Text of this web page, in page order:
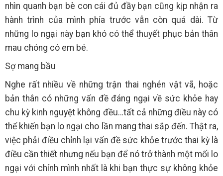
nhìn quanh bạn bè con cái đủ đầy bạn cũng kịp nhận ra
hành trình của mình phía trước vẫn còn quá dài. Từ
những lo ngại này bạn khó có thể thuyết phục bản thân
mau chóng có em bé.
Sợ mang bầu
Nghe rất nhiều về những trận thai nghén vật vã, hoặc
bản thân có những vấn đề đáng ngại về sức khỏe hay
chu kỳ kinh nguyệt không đều…tất cả những điều này có
thể khiến bạn lo ngại cho lần mang thai sắp đến. Thật ra,
việc phải điều chỉnh lại vấn đề sức khỏe trước thai kỳ là
điều cần thiết nhưng nếu bạn để nó trở thành một mối lo
ngại với chính mình nhất là khi bạn thực sự không khỏe